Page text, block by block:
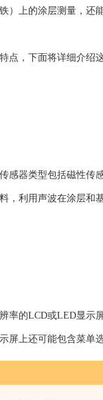
）上的涂层测量，还
点，下面将详细介绍
器类型包括磁性传
，利用声波在涂层
的LCD或LED显示
上还可能包含菜单